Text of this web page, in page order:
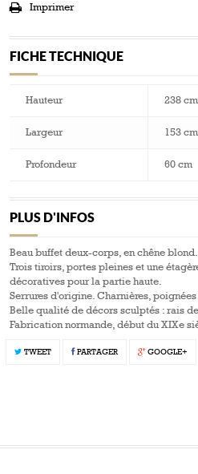
Imprimer
FICHE TECHNIQUE
Hauteur 238 cm
Largeur 153 cm
Profondeur 60 cm
PLUS D'INFOS
Beau buffet deux-corps, en chêne blond.
Trois tiroirs, portes pleines et une
décoratives pour la partie haute.
Serrures d'origine. Charnières,
Belle qualité de décors sculptés : rais
Fabrication normande, début du XIXe
TWEET PARTAGER GOOGLE+